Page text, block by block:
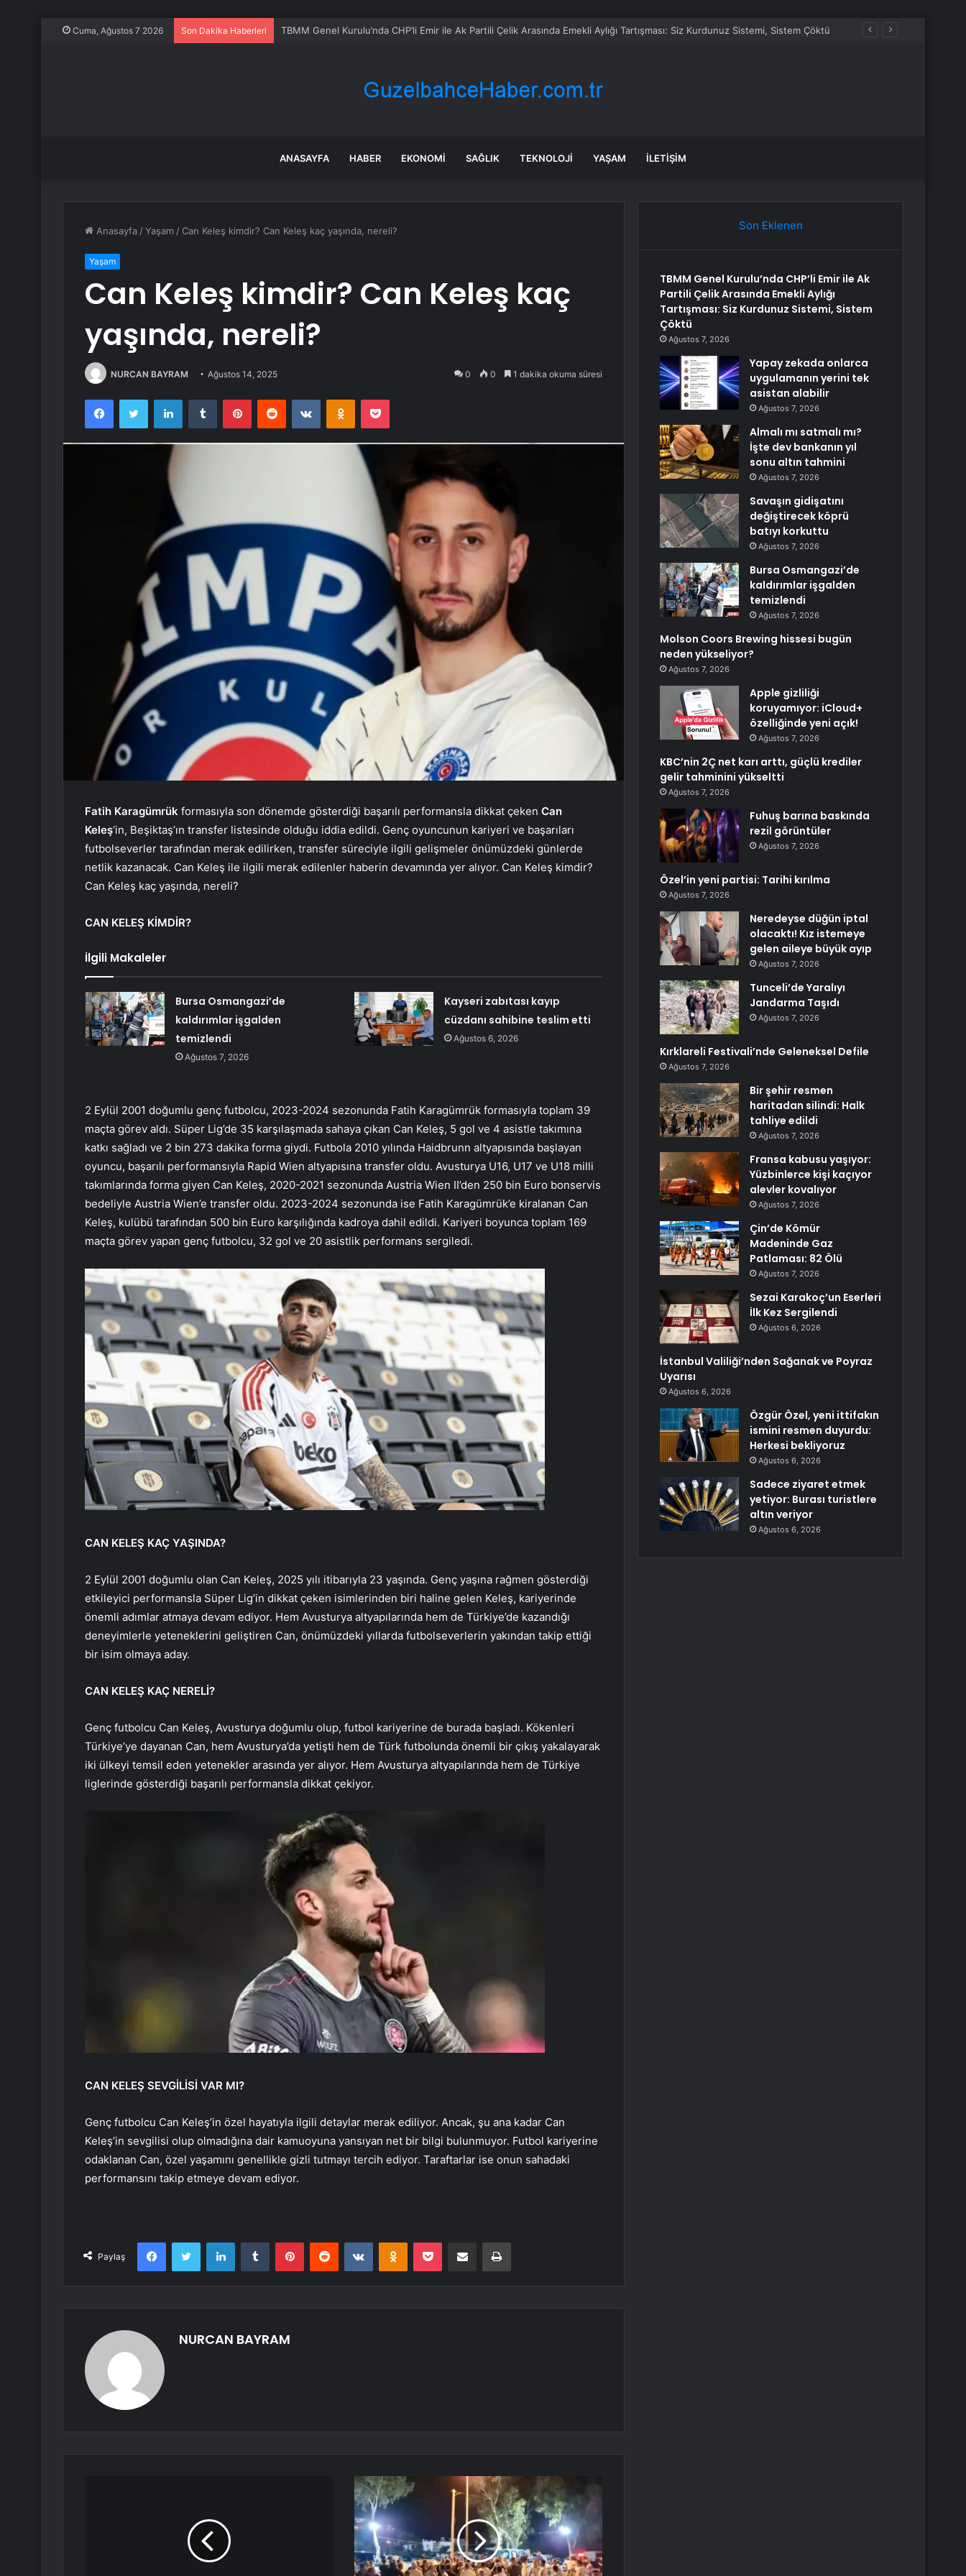
Cuma, Ağustos 7 2026 Son Dakika Haberleri TBMM Genel Kurulu’nda CHP’li Emir ile Ak Partili Çelik Arasında Emekli Aylığı Tartışması: Siz Kurdunuz Sistemi, Sistem Çöktü
ANASAYFA HABER EKONOMI SAĞLIK TEKNOLOJI YAŞAM İLETIŞIM
Anasayfa /Yaşam / Can Keleş kimdir? Can Keleş kaç yaşında, nereli?
Yaşam
Can Keleş kimdir? Can Keleş kaç
yaşında, nereli?
NURCAN BAYRAM Ağustos 14, 2025 0 0 1 dakika okuma süresi
FacebookTwitter LinkedInTumblr PinterestReddit VKontakteOdnoklassniki
Pocket
Fatih Karagümrük formasıyla son dönemde gösterdiği başarılı performansla dikkat çeken Can
Keleş‘in, Beşiktaş’ın transfer listesinde olduğu iddia edildi. Genç oyuncunun kariyeri ve başarıları
futbolseverler tarafından merak edilirken, transfer süreciyle ilgili gelişmeler önümüzdeki günlerde
netlik kazanacak. Can Keleş ile ilgili merak edilenler haberin devamında yer alıyor. Can Keleş kimdir?
Can Keleş kaç yaşında, nereli?
CAN KELEŞ KİMDİR?
İlgili Makaleler
Bursa Osmangazi’de
kaldırımlar işgalden
temizlendi
Ağustos 7, 2026
Kayseri zabıtası kayıp
cüzdanı sahibine teslim etti
Ağustos 6, 2026
2 Eylül 2001 doğumlu genç futbolcu, 2023-2024 sezonunda Fatih Karagümrük formasıyla toplam 39
maçta görev aldı. Süper Lig’de 35 karşılaşmada sahaya çıkan Can Keleş, 5 gol ve 4 asistle takımına
katkı sağladı ve 2 bin 273 dakika forma giydi. Futbola 2010 yılında Haidbrunn altyapısında başlayan
oyuncu, başarılı performansıyla Rapid Wien altyapısına transfer oldu. Avusturya U16, U17 ve U18 milli
takımlarında forma giyen Can Keleş, 2020-2021 sezonunda Austria Wien II’den 250 bin Euro bonservis
bedeliyle Austria Wien’e transfer oldu. 2023-2024 sezonunda ise Fatih Karagümrük’e kiralanan Can
Keleş, kulübü tarafından 500 bin Euro karşılığında kadroya dahil edildi. Kariyeri boyunca toplam 169
maçta görev yapan genç futbolcu, 32 gol ve 20 asistlik performans sergiledi.
CAN KELEŞ KAÇ YAŞINDA?
2 Eylül 2001 doğumlu olan Can Keleş, 2025 yılı itibarıyla 23 yaşında. Genç yaşına rağmen gösterdiği
etkileyici performansla Süper Lig’in dikkat çeken isimlerinden biri haline gelen Keleş, kariyerinde
önemli adımlar atmaya devam ediyor. Hem Avusturya altyapılarında hem de Türkiye’de kazandığı
deneyimlerle yeteneklerini geliştiren Can, önümüzdeki yıllarda futbolseverlerin yakından takip ettiği
bir isim olmaya aday.
CAN KELEŞ KAÇ NERELİ?
Genç futbolcu Can Keleş, Avusturya doğumlu olup, futbol kariyerine de burada başladı. Kökenleri
Türkiye’ye dayanan Can, hem Avusturya’da yetişti hem de Türk futbolunda önemli bir çıkış yakalayarak
iki ülkeyi temsil eden yetenekler arasında yer alıyor. Hem Avusturya altyapılarında hem de Türkiye
liglerinde gösterdiği başarılı performansla dikkat çekiyor.
CAN KELEŞ SEVGİLİSİ VAR MI?
Genç futbolcu Can Keleş’in özel hayatıyla ilgili detaylar merak ediliyor. Ancak, şu ana kadar Can
Keleş’in sevgilisi olup olmadığına dair kamuoyuna yansıyan net bir bilgi bulunmuyor. Futbol kariyerine
odaklanan Can, özel yaşamını genellikle gizli tutmayı tercih ediyor. Taraftarlar ise onun sahadaki
performansını takip etmeye devam ediyor.
Paylaş
FacebookTwitter LinkedInTumblr PinterestReddit VKontakteOdnoklassniki
Pocket E-Posta ile paylaş Yazdır
NURCAN BAYRAM
Son Eklenen
TBMM Genel Kurulu’nda CHP’li Emir ile Ak
Partili Çelik Arasında Emekli Aylığı
Tartışması: Siz Kurdunuz Sistemi, Sistem
Çöktü
Ağustos 7, 2026
Yapay zekada onlarca
uygulamanın yerini tek
asistan alabilir
Ağustos 7, 2026
Almalı mı satmalı mı?
İşte dev bankanın yıl
sonu altın tahmini
Ağustos 7, 2026
Savaşın gidişatını
değiştirecek köprü
batıyı korkuttu
Ağustos 7, 2026
Bursa Osmangazi’de
kaldırımlar işgalden
temizlendi
Ağustos 7, 2026
Molson Coors Brewing hissesi bugün
neden yükseliyor?
Ağustos 7, 2026
Apple gizliliği
koruyamıyor: iCloud+
özelliğinde yeni açık!
Ağustos 7, 2026
KBC’nin 2Ç net karı arttı, güçlü krediler
gelir tahminini yükseltti
Ağustos 7, 2026
Fuhuş barına baskında
rezil görüntüler
Ağustos 7, 2026
Özel’in yeni partisi: Tarihi kırılma
Ağustos 7, 2026
Neredeyse düğün iptal
olacaktı! Kız istemeye
gelen aileye büyük ayıp
Ağustos 7, 2026
Tunceli’de Yaralıyı
Jandarma Taşıdı
Ağustos 7, 2026
Kırklareli Festivali’nde Geleneksel Defile
Ağustos 7, 2026
Bir şehir resmen
haritadan silindi: Halk
tahliye edildi
Ağustos 7, 2026
Fransa kabusu yaşıyor:
Yüzbinlerce kişi kaçıyor
alevler kovalıyor
Ağustos 7, 2026
Çin’de Kömür
Madeninde Gaz
Patlaması: 82 Ölü
Ağustos 7, 2026
Sezai Karakoç’un Eserleri
İlk Kez Sergilendi
Ağustos 6, 2026
İstanbul Valiliği’nden Sağanak ve Poyraz
Uyarısı
Ağustos 6, 2026
Özgür Özel, yeni ittifakın
ismini resmen duyurdu:
Herkesi bekliyoruz
Ağustos 6, 2026
Sadece ziyaret etmek
yetiyor: Burası turistlere
altın veriyor
Ağustos 6, 2026